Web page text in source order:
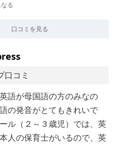
る
口コミを見る
口コミ
語が母国語の方のみなの
の発音がとてもきれいで
ル（２～３歳児）では、英
人の保育士がいるので、英